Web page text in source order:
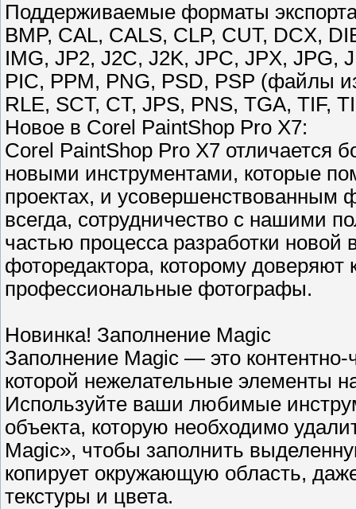
Поддерживаемые форматы
BMP, CAL, CALS, CLP, CUT, DCX,
IMG, JP2, J2C, J2K, JPC, JPX, JPG,
PIC, PPM, PNG, PSD, PSP (файлы
RLE, SCT, CT, JPS, PNS, TGA, TIF,
Новое в Corel PaintShop Pro X7:
Corel PaintShop Pro X7 отличается
новыми инструментами, которые
проектах, и усовершенствованным
всегда, сотрудничество с нашими
частью процесса разработки новой
фоторедактора, которому доверяют
профессиональные фотографы.
Новинка! Заполнение Magic
Заполнение Magic — это
которой нежелательные элементы
Используйте ваши любимые
объекта, которую необходимо
Magic», чтобы заполнить
копирует окружающую область,
текстуры и цвета.